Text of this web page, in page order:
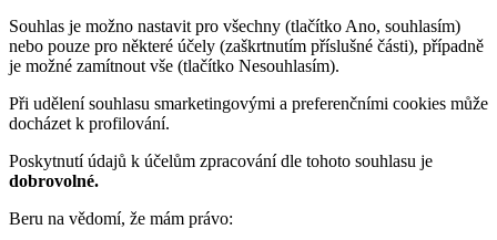
Souhlas je možno nastavit pro všechny (tlačítko Ano, souhlasím)
nebo pouze pro některé účely (zaškrtnutím příslušné části), případně
je možné zamítnout vše (tlačítko Nesouhlasím).
Při udělení souhlasu smarketingovými a preferenčními cookies může
docházet k profilování.
Poskytnutí údajů k účelům zpracování dle tohoto souhlasu je
dobrovolné.
Beru na vědomí, že mám právo: